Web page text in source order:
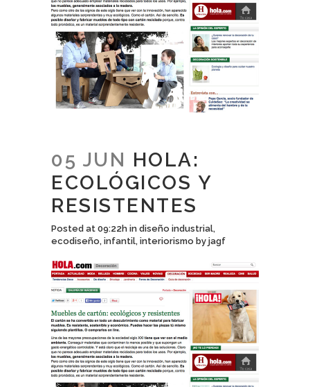
05 JUN HOLA:
ECOLÓGICOS Y
RESISTENTES
Posted at 09:22h in diseño industrial,
ecodiseño, infantil, interiorismo by jagf